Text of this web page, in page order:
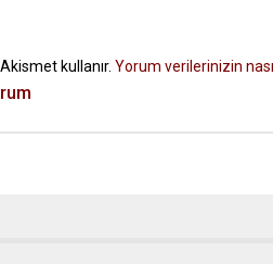
kullanır. Yorum verilerinizin